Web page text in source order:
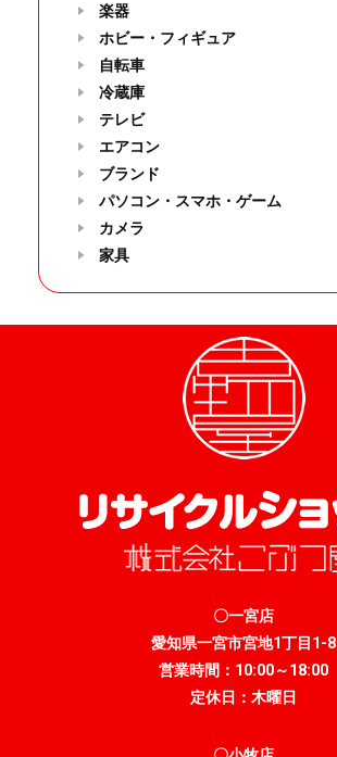
楽器
ホビー・フィギュア
自転車
冷蔵庫
テレビ
エアコン
ブランド
パソコン・スマホ・ゲーム
カメラ
家具
〇一宮店
愛知県一宮市宮地1丁目1-8
営業時間：10:00～18:00
定休日：木曜日